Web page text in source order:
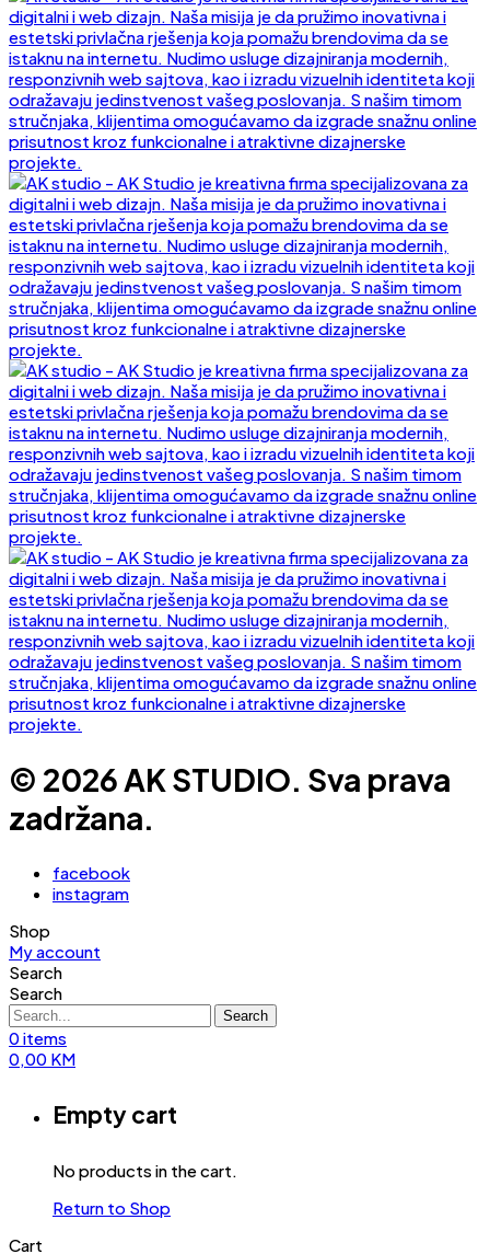
© 2026 AK STUDIO. Sva prava
zadržana.
facebook
instagram
Shop
My account
Search
Search
Search
0items
0,00 KM
Empty cart
No products in the cart.
Return to Shop
Cart